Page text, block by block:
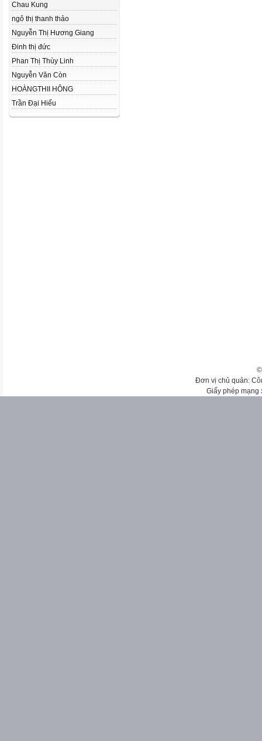
Chau Kung
ngô thị thanh thảo
Nguyễn Thị Hương Giang
Đinh thị đức
Phan Thị Thùy Linh
Nguyễn Văn Còn
HOÀNGTHII HÔNG
Trần Đại Hiếu
Đơn vị chủ quản:
Giấy phép mạng